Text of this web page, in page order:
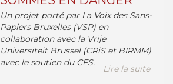
Un projet porté par La Voix des Sans-
Papiers Bruxelles (VSP) en
collaboration avec la Vrije
Universiteit Brussel (CRiS et BIRMM)
avec le soutien du CFS.
Lire la suite